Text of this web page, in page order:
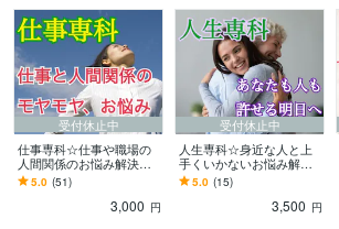
受付休止中
仕事専科☆仕事や職場の
人間関係のお悩み解決し
ます 不安イライラ深刻な
悩みアドバイス＆アファ
メーションでスッキリ
5.0 (51)
3,000 円
受付休止中
人生専科☆身近な人と上
手くいかないお悩み解決
します 家族、友人関係、
恋愛など人間関係全般の
深い悩みに寄り添います
5.0 (15)
3,500 円